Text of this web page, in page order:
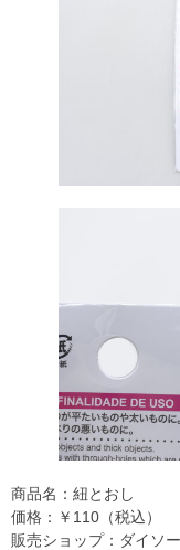
商品名：紐とおし
価格：￥110（税込）
販売ショップ：ダイソー